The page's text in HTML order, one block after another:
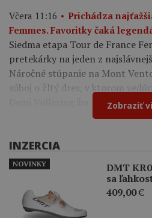
Včera 11:16
Prichádza
Femmes. Favoritky čaká
Siedma etapa Tour de France
pretekárky na jeden z
Náročné stúpanie na Mont
súboj o žltý dres, v ktorom
Demi Vollering iba 12 sekúnd.
Zobraziť
INZERCIA
DMT
sa
409,00€
NOVINKY